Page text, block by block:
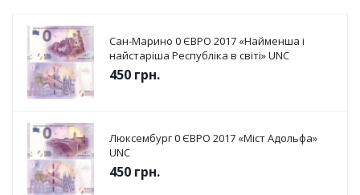
Сан-Марино 0 ЄВРО 2017 «Найменша і
найстаріша Республіка в світі» UNC
450 грн.
Люксембург 0 ЄВРО 2017 «Міст Адольфа»
UNC
450 грн.